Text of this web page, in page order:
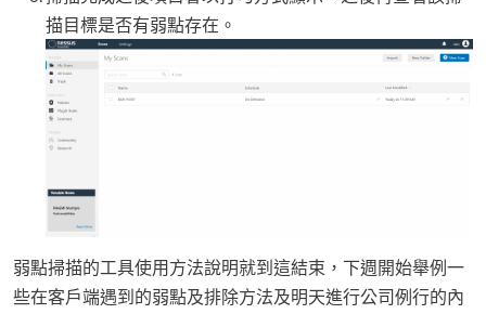
描目標是否有弱點存在。
弱點掃描的工具使用方法說明就到這結束，下週開始舉例一
些在客戶端遇到的弱點及排除方法及明天進行公司例行的內